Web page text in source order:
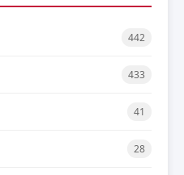
442
433
41
28